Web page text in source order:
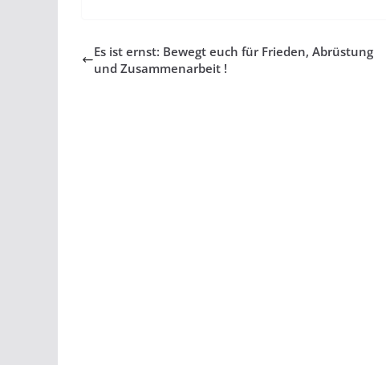
Es ist ernst: Bewegt euch für Frieden, Abrüstung
und Zusammenarbeit !